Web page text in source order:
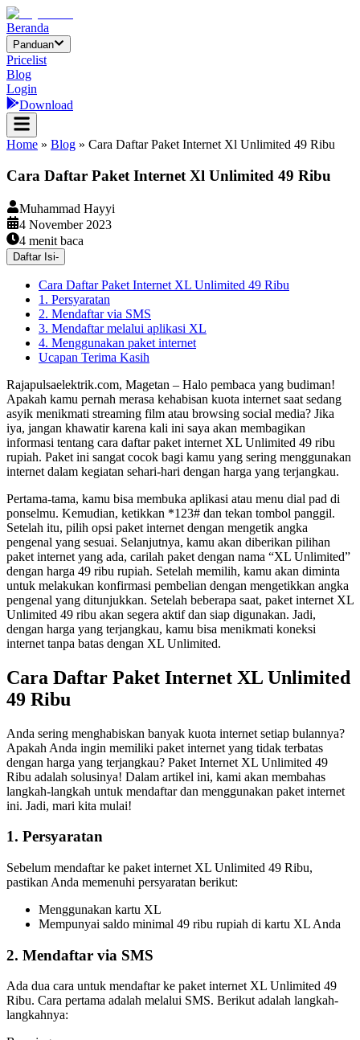
Beranda
Panduan
Pricelist
Blog
Login
Download
Home » Blog » Cara Daftar Paket Internet Xl Unlimited 49 Ribu
Cara Daftar Paket Internet Xl Unlimited 49 Ribu
Muhammad Hayyi
4 November 2023
4 menit baca
Daftar Isi-
Cara Daftar Paket Internet XL Unlimited 49 Ribu
1. Persyaratan
2. Mendaftar via SMS
3. Mendaftar melalui aplikasi XL
4. Menggunakan paket internet
Ucapan Terima Kasih
Rajapulsaelektrik.com, Magetan – Halo pembaca yang budiman!
Apakah kamu pernah merasa kehabisan kuota internet saat sedang
asyik menikmati streaming film atau browsing social media? Jika
iya, jangan khawatir karena kali ini saya akan membagikan
informasi tentang cara daftar paket internet XL Unlimited 49 ribu
rupiah. Paket ini sangat cocok bagi kamu yang sering menggunakan
internet dalam kegiatan sehari-hari dengan harga yang terjangkau.
Pertama-tama, kamu bisa membuka aplikasi atau menu dial pad di
ponselmu. Kemudian, ketikkan *123# dan tekan tombol panggil.
Setelah itu, pilih opsi paket internet dengan mengetik angka
pengenal yang sesuai. Selanjutnya, kamu akan diberikan pilihan
paket internet yang ada, carilah paket dengan nama “XL Unlimited”
dengan harga 49 ribu rupiah. Setelah memilih, kamu akan diminta
untuk melakukan konfirmasi pembelian dengan mengetikkan angka
pengenal yang ditunjukkan. Setelah beberapa saat, paket internet XL
Unlimited 49 ribu akan segera aktif dan siap digunakan. Jadi,
dengan harga yang terjangkau, kamu bisa menikmati koneksi
internet tanpa batas dengan XL Unlimited.
Cara Daftar Paket Internet XL Unlimited
49 Ribu
Anda sering menghabiskan banyak kuota internet setiap bulannya?
Apakah Anda ingin memiliki paket internet yang tidak terbatas
dengan harga yang terjangkau? Paket Internet XL Unlimited 49
Ribu adalah solusinya! Dalam artikel ini, kami akan membahas
langkah-langkah untuk mendaftar dan menggunakan paket internet
ini. Jadi, mari kita mulai!
1. Persyaratan
Sebelum mendaftar ke paket internet XL Unlimited 49 Ribu,
pastikan Anda memenuhi persyaratan berikut:
Menggunakan kartu XL
Mempunyai saldo minimal 49 ribu rupiah di kartu XL Anda
2. Mendaftar via SMS
Ada dua cara untuk mendaftar ke paket internet XL Unlimited 49
Ribu. Cara pertama adalah melalui SMS. Berikut adalah langkah-
langkahnya: